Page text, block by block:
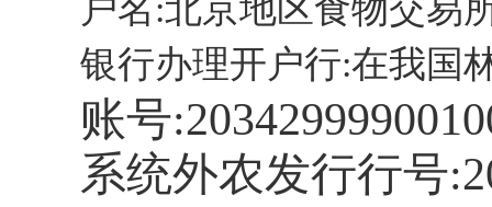
户名:北京地区食物交易
银行办理开户行:在我国
账号
系统外农发行行号